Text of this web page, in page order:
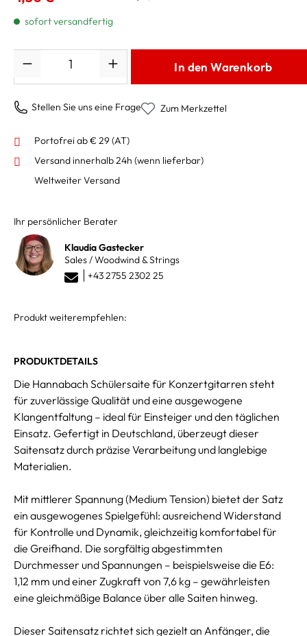
sofort versandfertig
In den Warenkorb
Stellen Sie uns eine Frage Zum Merkzettel
Portofrei ab € 29 (AT)
Versand innerhalb 24h (wenn lieferbar)
Weltweiter Versand
Ihr persönlicher Berater
Klaudia Gastecker
Sales / Woodwind & Strings
+43 2755 2302 25
Produkt weiterempfehlen:
PRODUKTDETAILS
Die Hannabach Schülersaite für Konzertgitarren steht
für zuverlässige Qualität und eine ausgewogene
Klangentfaltung – ideal für Einsteiger und den täglichen
Einsatz. Gefertigt in Deutschland, überzeugt dieser
Saitensatz durch präzise Verarbeitung und langlebige
Materialien.
Mit mittlerer Spannung (Medium Tension) bietet der Satz
ein ausgewogenes Spielgefühl: ausreichend Widerstand
für Kontrolle und Dynamik, gleichzeitig komfortabel für
die Greifhand. Die sorgfältig abgestimmten
Durchmesser und Spannungen – beispielsweise die E6:
1,12 mm und einer Zugkraft von 7,6 kg – gewährleisten
eine gleichmäßige Balance über alle Saiten hinweg.
Dieser Saitensatz richtet sich gezielt an Anfänger, die